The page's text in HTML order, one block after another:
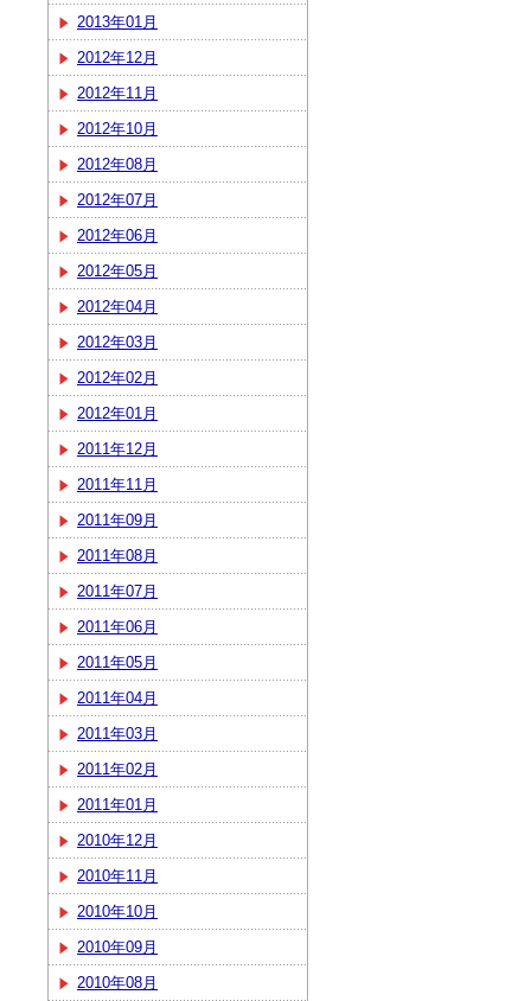
2013年01月
2012年12月
2012年11月
2012年10月
2012年08月
2012年07月
2012年06月
2012年05月
2012年04月
2012年03月
2012年02月
2012年01月
2011年12月
2011年11月
2011年09月
2011年08月
2011年07月
2011年06月
2011年05月
2011年04月
2011年03月
2011年02月
2011年01月
2010年12月
2010年11月
2010年10月
2010年09月
2010年08月